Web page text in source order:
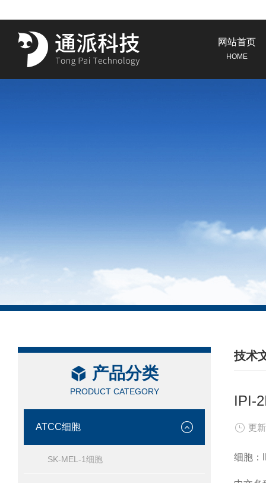
网站首页
HOME
产品分类
PRODUCT CATEGORY
ATCC细胞
SK-MEL-1细胞
技术
/
IPI-
更
细胞：